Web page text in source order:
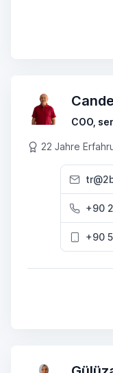
COO,
22 Jahre
+90
+90